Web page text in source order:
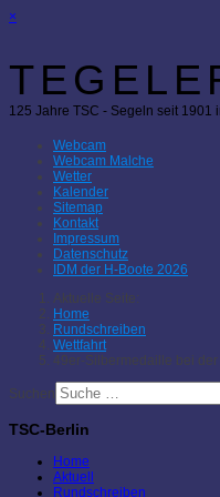
×
125 Jahre TSC - Segeln seit 1901
Webcam
Webcam Malche
Wetter
Kalender
Sitemap
Kontakt
Impressum
Datenschutz
IDM der H-Boote 2026
Aktuelle Seite:
Home
Rundschreiben
Wettfahrt
49er-Silbermedaille bei
Suchen
TSC-Berlin
Home
Aktuell
Rundschreiben